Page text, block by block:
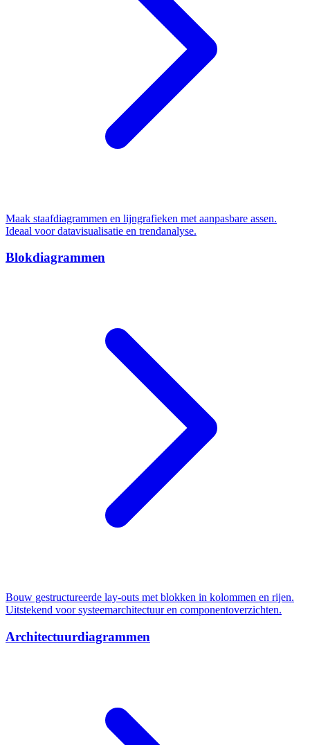
Maak staafdiagrammen en lijngrafieken met aanpasbare assen.
Ideaal voor datavisualisatie en trendanalyse.
Blokdiagrammen
Bouw gestructureerde lay-outs met blokken in kolommen en rijen.
Uitstekend voor systeemarchitectuur en componentoverzichten.
Architectuurdiagrammen